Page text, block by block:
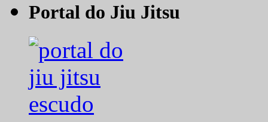
Portal do Jiu Jitsu